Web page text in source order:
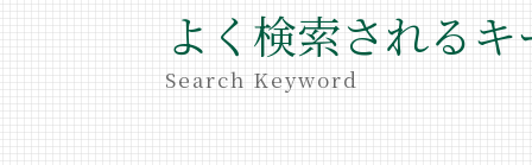
よく検索される
Search Keyword